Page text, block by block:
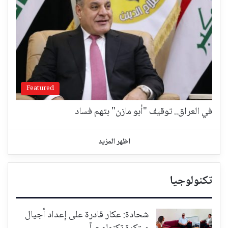
Featured
في العراق.. توقيف "أبو مازن" بتهم فساد
اظهر المزيد
تكنولوجيا
شحادة: عكار قادرة على إعداد أجيال